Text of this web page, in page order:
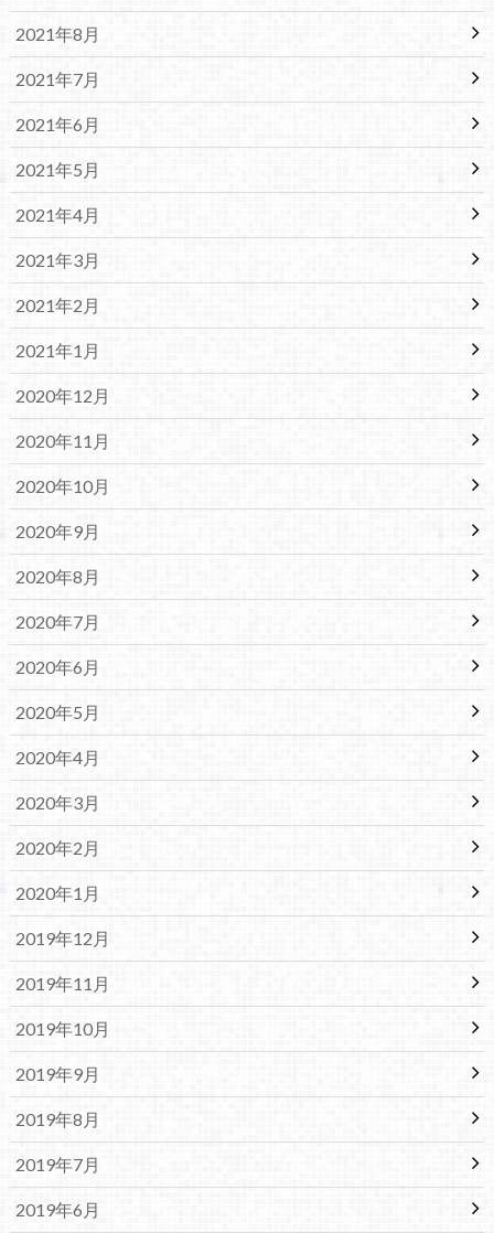
2021年8月
2021年7月
2021年6月
2021年5月
2021年4月
2021年3月
2021年2月
2021年1月
2020年12月
2020年11月
2020年10月
2020年9月
2020年8月
2020年7月
2020年6月
2020年5月
2020年4月
2020年3月
2020年2月
2020年1月
2019年12月
2019年11月
2019年10月
2019年9月
2019年8月
2019年7月
2019年6月